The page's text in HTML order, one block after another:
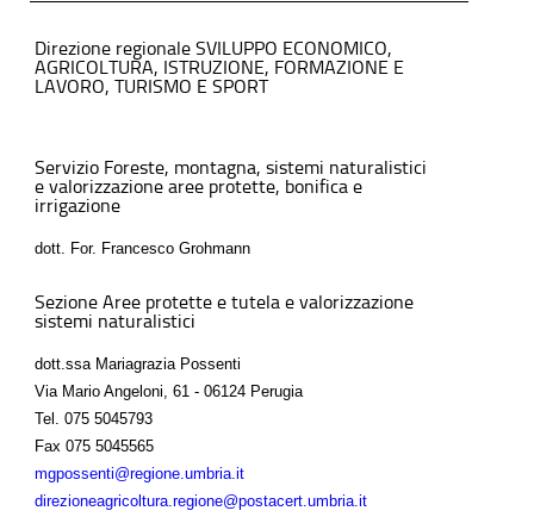
Direzione regionale SVILUPPO ECONOMICO,
AGRICOLTURA, ISTRUZIONE, FORMAZIONE E
LAVORO, TURISMO E SPORT
Servizio Foreste, montagna, sistemi naturalistici
e valorizzazione aree protette, bonifica e
irrigazione
dott. For. Francesco Grohmann
Sezione Aree protette e tutela e valorizzazione
sistemi naturalistici
dott.ssa Mariagrazia Possenti
Via Mario Angeloni, 61 - 06124 Perugia
Tel. 075 5045793
Fax 075 5045565
mgpossenti@regione.umbria.it
direzioneagricoltura.regione@postacert.umbria.it